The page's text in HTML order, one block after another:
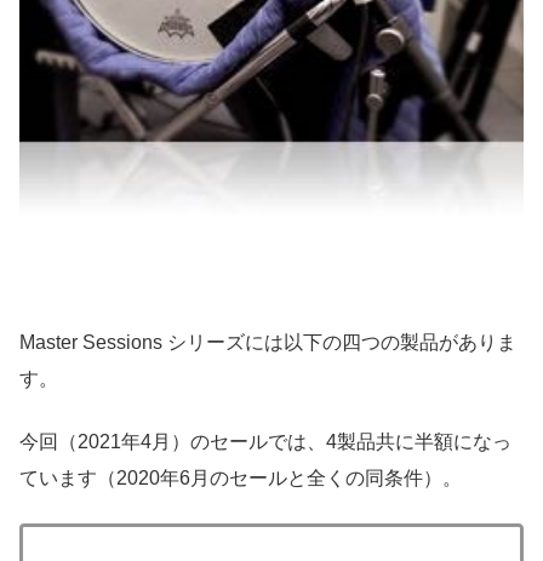
Master Sessions シリーズには以下の四つの製品がありま
す。
今回（2021年4月）のセールでは、4製品共に半額になっ
ています（2020年6月のセールと全くの同条件）。